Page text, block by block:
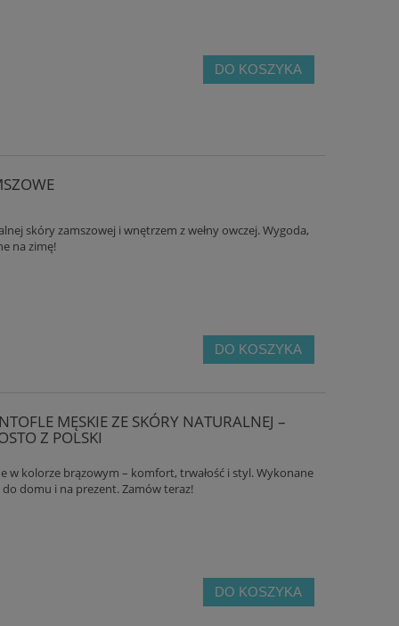
DO KOSZYKA
skóry zamszowej i wnętrzem z wełny owczej. Wygoda,
na zimę!
DO KOSZYKA
MĘSKIE ZE SKÓRY NATURALNEJ –
Z POLSKI
w kolorze brązowym – komfort, trwałość i styl. Wykonane
domu i na prezent. Zamów teraz!
DO KOSZYKA